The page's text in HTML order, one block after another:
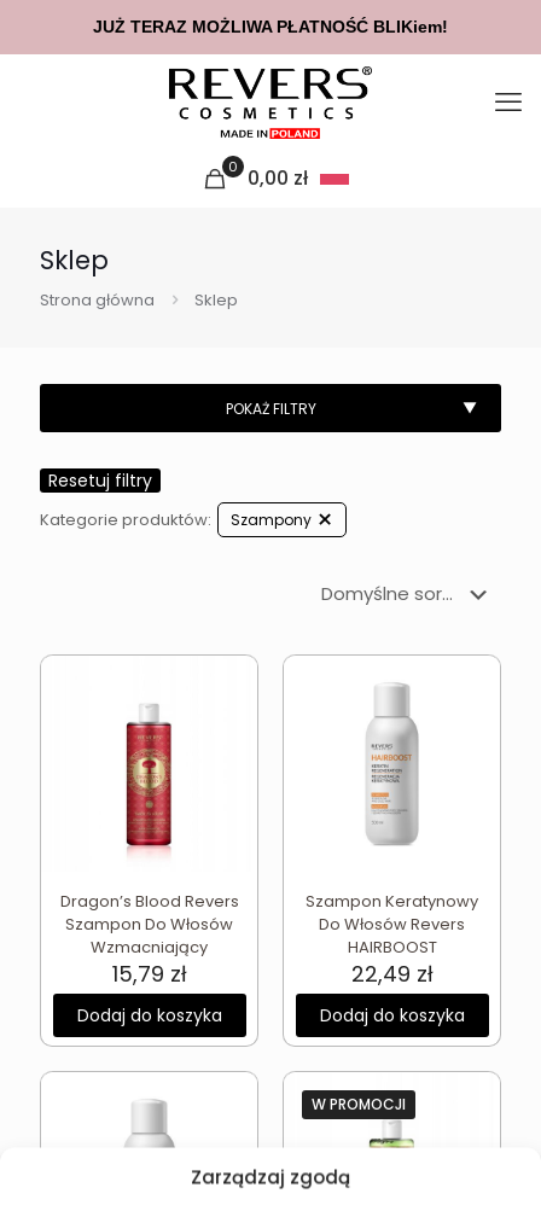
Zarządzaj zgodą
0 0,00 zł
Sklep
Strona główna Sklep
Resetuj filtry
Kategorie produktów: Szampony
Dragon’s Blood Revers
Szampon Do Włosów
Wzmacniający
15,79 zł
Dodaj do koszyka
Szampon Keratynowy
Do Włosów Revers
HAIRBOOST
22,49 zł
Dodaj do koszyka
W PROMOCJI
JUŻ TERAZ MOŻLIWA PŁATNOŚĆ BLIKiem!